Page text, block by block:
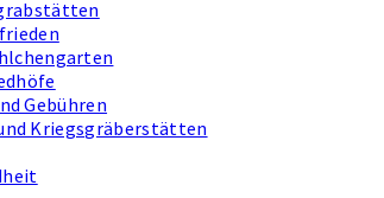
Gebühren
Kriegsgräberstätten